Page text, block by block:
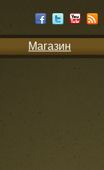
Магазин